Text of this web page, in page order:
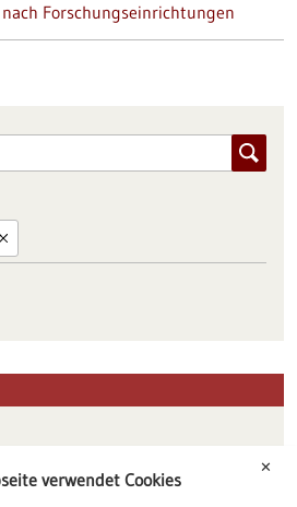
Forschungseinrichtungen
✕
verwendet Cookies